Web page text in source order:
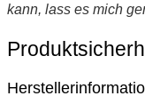
kann, lass es mich